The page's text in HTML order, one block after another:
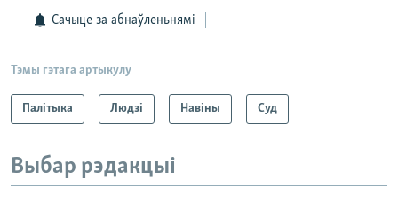
Сачыце за абнаўленьнямі
Тэмы гэтага артыкулу
Палітыка Людзі Навіны Суд
Выбар рэдакцыі